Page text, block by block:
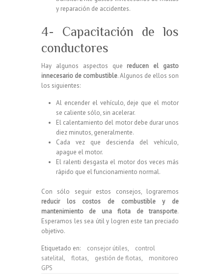
y reparación de accidentes.
4- Capacitación de los
conductores
Hay algunos aspectos que reducen el gasto
innecesario de combustible. Algunos de ellos son
los siguientes:
Al encender el vehículo, deje que el motor
se caliente sólo, sin acelerar.
El calentamiento del motor debe durar unos
diez minutos, generalmente.
Cada vez que descienda del vehículo,
apague el motor.
El ralenti desgasta el motor dos veces más
rápido que el funcionamiento normal.
Con sólo seguir estos consejos, lograremos
reducir los costos de combustible y de
mantenimiento de una flota de transporte.
Esperamos les sea útil y logren este tan preciado
objetivo.
Etiquetado en: consejor útiles,
control
satelital, flotas, gestión de flotas,
monitoreo
GPS